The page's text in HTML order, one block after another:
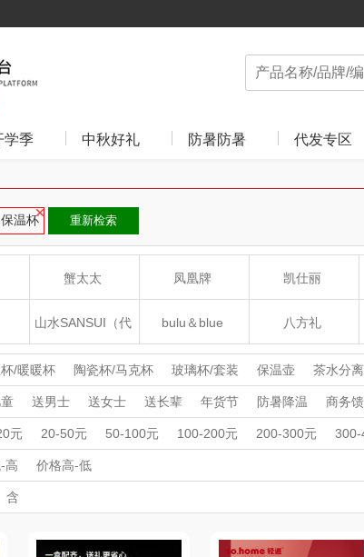
学季 中秋好礼 防暑防暑 代发专区
温杯 重新检索
蟹太太 凤凰牌 凯仕丽
山水SANSUI（代
理商）
bulu＆blue 八方礼
山本 新秀丽 夏普SHARP
途柏丽TOBERLIR momo（杯壶） 大嘴猴（杯壶厨具
YOTTOY
纽曼Newmine
/暖暖杯 陶瓷杯/马克杯 玻璃杯/套装 保温壶 茶水分
送男士 送女士 送长辈 年货节 防暑降温 商务
庆礼品 春游踏青 开学季礼品 毕业季礼品 开门红专
事出国 入职礼
乔迁 乡村振兴 定制案例 珠宝礼品 酒店旅游 高校
礼品 政企单位 房地产礼品 汽车礼品 进店礼 情人
儿童节 中秋节 建军节 护士节 重阳节
元 20-50元 50-100元 100-200元 200-300元 300-
高 价格高-低
含